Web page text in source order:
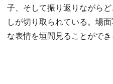
子、そして振り返りながら
しが切り取られている。場
な表情を垣間見ることができ